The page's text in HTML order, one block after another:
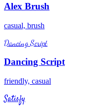
Alex Brush
casual, brush
Dancing Script
Dancing Script
friendly, casual
Satisfy